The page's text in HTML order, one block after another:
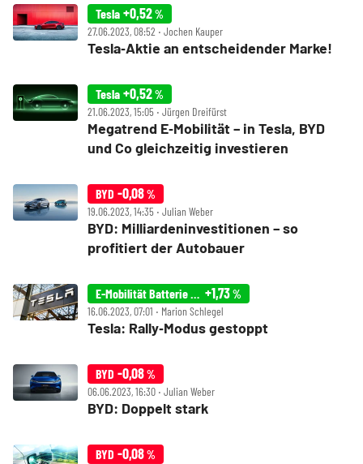
Tesla +0,52%
27.06.2023, 08:52 ‧ Jochen Kauper
Tesla‑Aktie an entscheidender Marke!
Tesla +0,52%
21.06.2023, 15:05 ‧ Jürgen Dreifürst
Megatrend E‑Mobilität – in Tesla, BYD
und Co gleichzeitig investieren
BYD -0,08%
19.06.2023, 14:35 ‧ Julian Weber
BYD: Milliardeninvestitionen – so
profitiert der Autobauer
E-Mobilität Batterie Index +1,73%
16.06.2023, 07:01 ‧ Marion Schlegel
Tesla: Rally‑Modus gestoppt
BYD -0,08%
06.06.2023, 16:30 ‧ Julian Weber
BYD: Doppelt stark
BYD -0,08%